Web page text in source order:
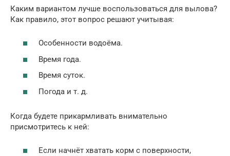
Каким вариантом лучше воспользоваться для вылова?
Как правило, этот вопрос решают учитывая:
Особенности водоёма.
Время года.
Время суток.
Погода и т. д.
Когда будете прикармливать внимательно
присмотритесь к ней:
Если начнёт хватать корм с поверхности,